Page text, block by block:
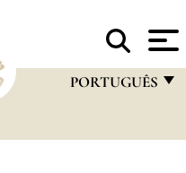
PORTUGUÊS